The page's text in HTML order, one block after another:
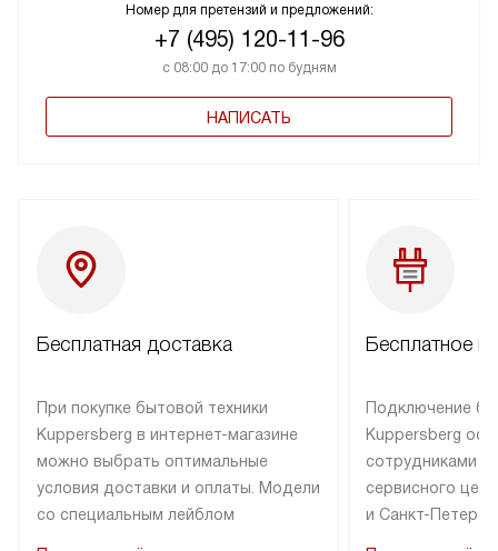
Номер для претензий и предложений:
+7 (495) 120-11-96
с 08:00 до 17:00 по будням
НАПИСАТЬ
Бесплатная доставка
При покупке бытовой техники
Kuppersberg в интернет-магазине
можно выбрать оптимальные
условия доставки и оплаты. Модели
со специальным лейблом
Бесплатное
Подключение
Kuppersberg
сотрудниками
сервисного
и Санкт-